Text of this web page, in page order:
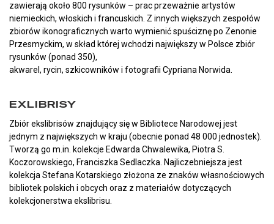
zawierają około 800 rysunków – prac przeważnie artystów
niemieckich, włoskich i francuskich. Z innych większych zespołów
zbiorów ikonograficznych warto wymienić spuściznę po Zenonie
Przesmyckim, w skład której wchodzi największy w Polsce zbiór
rysunków (ponad 350),
akwarel, rycin, szkicowników i fotografii Cypriana Norwida.
EXLIBRISY
Zbiór ekslibrisów znajdujący się w Bibliotece Narodowej jest
jednym z największych w kraju (obecnie ponad 48 000 jednostek).
Tworzą go m.in. kolekcje Edwarda Chwalewika, Piotra S.
Koczorowskiego, Franciszka Sedlaczka. Najliczebniejsza jest
kolekcja Stefana Kotarskiego złożona ze znaków własnościowych
bibliotek polskich i obcych oraz z materiałów dotyczących
kolekcjonerstwa ekslibrisu.